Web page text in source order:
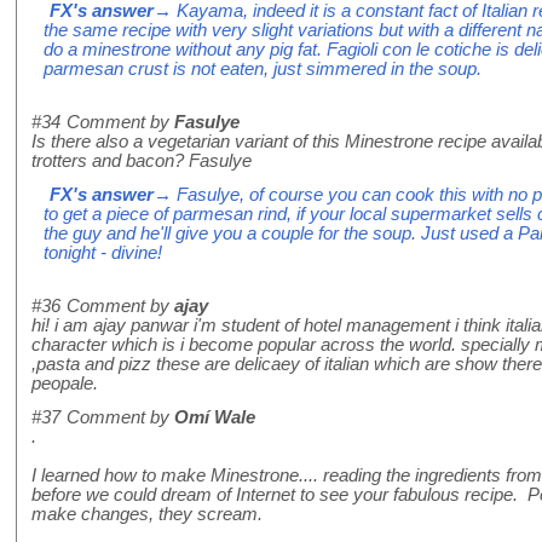
FX's answer→ Kayama, indeed it is a constant fact of Italian
the same recipe with very slight variations but with a different
do a minestrone without any pig fat. Fagioli con le cotiche is
parmesan crust is not eaten, just simmered in the soup.
#34 Comment by Fasulye
Is there also a vegetarian variant of this Minestrone recipe
trotters and bacon? Fasulye
FX's answer→ Fasulye, of course you can cook this with no
to get a piece of parmesan rind, if your local supermarket
the guy and he'll give you a couple for the soup. Just used a
tonight - divine!
#36 Comment by ajay
hi! i am ajay panwar i'm student of hotel management i think
character which is i become popular across the world. specially
,pasta and pizz these are delicaey of italian which are show
peopale.
#37 Comment by Omí Wale
.
I learned how to make Minestrone.... reading the ingredients
before we could dream of Internet to see your fabulous recipe.
make changes, they scream.